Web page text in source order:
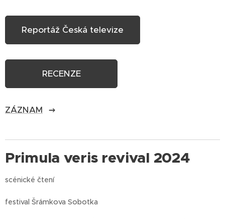
Reportáž Česká televize
RECENZE
ZÁZNAM
Primula veris revival 2024
scénické čtení
festival Šrámkova Sobotka